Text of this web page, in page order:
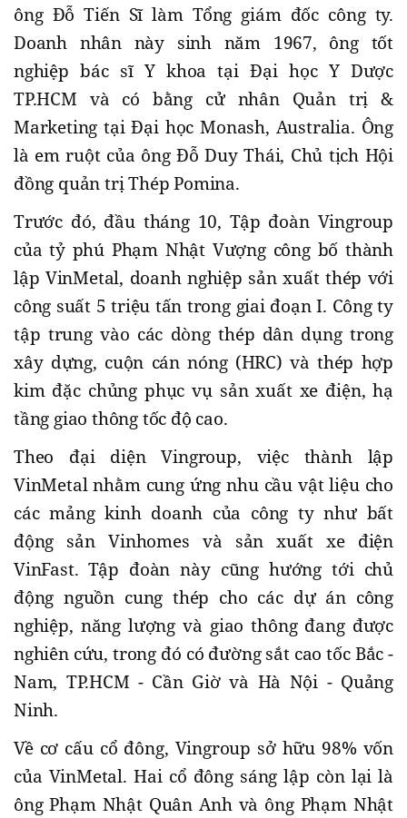
ông Đỗ Tiến Sĩ làm Tổng giám đốc công ty.
Doanh nhân này sinh năm 1967, ông tốt
nghiệp bác sĩ Y khoa tại Đại học Y Dược
TP.HCM và có bằng cử nhân Quản trị &
Marketing tại Đại học Monash, Australia. Ông
là em ruột của ông Đỗ Duy Thái, Chủ tịch Hội
đồng quản trị Thép Pomina.
Trước đó, đầu tháng 10, Tập đoàn Vingroup
của tỷ phú Phạm Nhật Vượng công bố thành
lập VinMetal, doanh nghiệp sản xuất thép với
công suất 5 triệu tấn trong giai đoạn I. Công ty
tập trung vào các dòng thép dân dụng trong
xây dựng, cuộn cán nóng (HRC) và thép hợp
kim đặc chủng phục vụ sản xuất xe điện, hạ
tầng giao thông tốc độ cao.
Theo đại diện Vingroup, việc thành lập
VinMetal nhằm cung ứng nhu cầu vật liệu cho
các mảng kinh doanh của công ty như bất
động sản Vinhomes và sản xuất xe điện
VinFast. Tập đoàn này cũng hướng tới chủ
động nguồn cung thép cho các dự án công
nghiệp, năng lượng và giao thông đang được
nghiên cứu, trong đó có đường sắt cao tốc Bắc -
Nam, TP.HCM - Cần Giờ và Hà Nội - Quảng
Ninh.
Về cơ cấu cổ đông, Vingroup sở hữu 98% vốn
của VinMetal. Hai cổ đông sáng lập còn lại là
ông Phạm Nhật Quân Anh và ông Phạm Nhật